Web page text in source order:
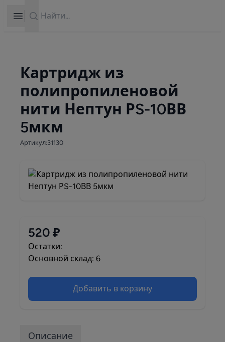
Open sidebar
Картридж из
полипропиленовой
нити Нептун РS-10ВВ
5мкм
Артикул:31130
520 ₽
Остатки:
Основной склад: 6
Добавить в корзину
Описание